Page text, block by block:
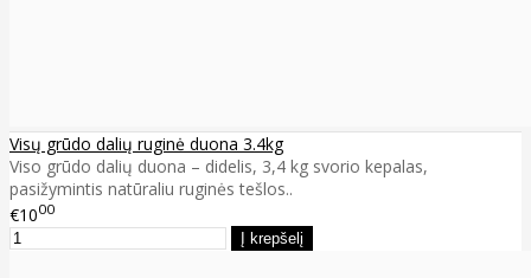
Visų grūdo dalių ruginė duona 3.4kg
Viso grūdo dalių duona – didelis, 3,4 kg svorio kepalas,
pasižymintis natūraliu ruginės tešlos..
€1000